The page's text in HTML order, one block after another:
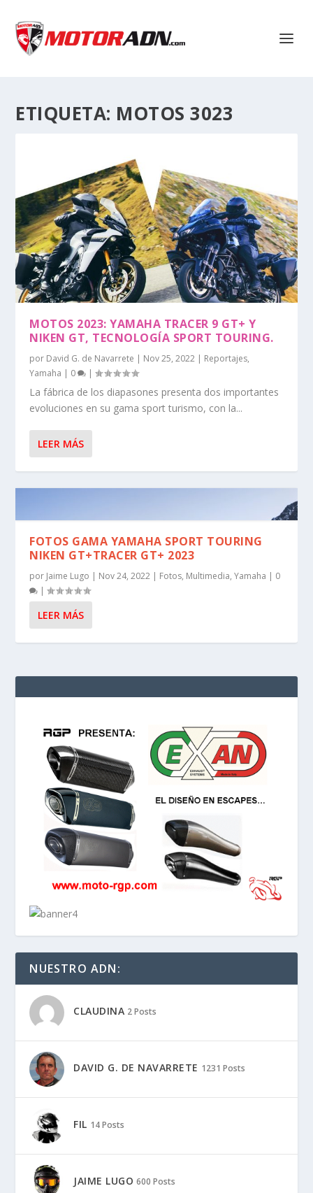
ETIQUETA: MOTOS 3023
MOTOS 2023: YAMAHA TRACER 9 GT+ Y
NIKEN GT, TECNOLOGÍA SPORT TOURING.
por David G. de Navarrete | Nov 25, 2022 | Reportajes,
Yamaha | 0 |
La fábrica de los diapasones presenta dos importantes
evoluciones en su gama sport turismo, con la...
LEER MÁS
FOTOS GAMA YAMAHA SPORT TOURING
NIKEN GT+TRACER GT+ 2023
por Jaime Lugo | Nov 24, 2022 | Fotos, Multimedia,Yamaha | 0
|
LEER MÁS
NUESTRO ADN:
CLAUDINA 2 Posts
DAVID G. DE NAVARRETE 1231 Posts
FIL 14 Posts
JAIME LUGO 600 Posts